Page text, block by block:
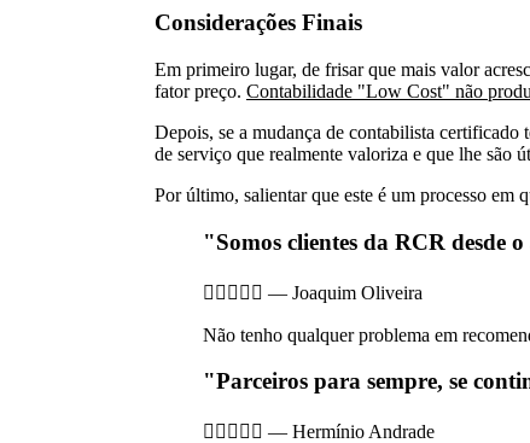
Considerações Finais
Em primeiro lugar, de frisar que mais valor
fator preço. Contabilidade "Low Cost" não
Depois, se a mudança de contabilista certificado
de serviço que realmente valoriza e que lhe são
Por último, salientar que este é um processo em
"Somos clientes da RCR desde
     — Joaquim Oliveira
Não tenho qualquer problema em
"Parceiros para sempre, se
     — Hermínio Andrade